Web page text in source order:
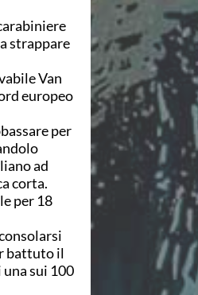
strappare
Van
europeo
per
ad
corta.
per 18
battuto il
sui 100